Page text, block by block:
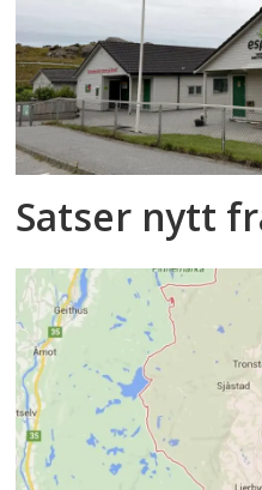
Satser nytt